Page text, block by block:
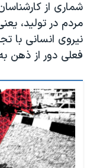
شماری از
مردم در تولید،
نیروی انسانی با
فعلی دور از ذهن